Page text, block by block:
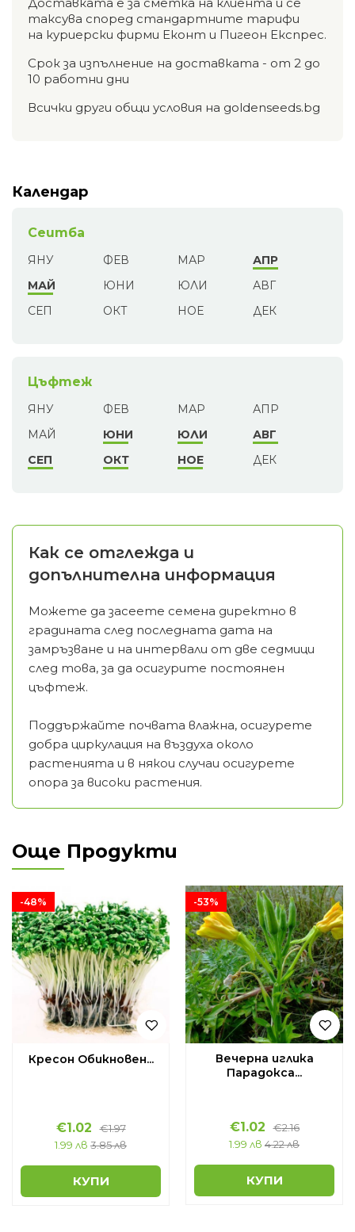
таксува според стандартните тарифи
на куриерски фирми Еконт и Пигеон Експрес.
Срок за изпълнение на доставката - от 2 до
10 работни дни
Всички други общи условия на goldenseeds.bg
Календар
Сеитба
ЯНУ ФЕВ МАР
АПР
МАЙ
ЮНИ ЮЛИ
АВГ
СЕП
ОКТ НОЕ ДЕК
Цъфтеж
ЯНУ ФЕВ МАР
АПР
МАЙ
ЮНИ ЮЛИ
АВГ
СЕП
ОКТ НОЕ ДЕК
Как се отглежда и
допълнителна информация
Можете да засеете семена директно в
градината след последната дата на
замръзване и на интервали от две седмици
след това, за да осигурите постоянен
цъфтеж.
Поддържайте почвата влажна, осигурете
добра циркулация на въздуха около
растенията и в някои случаи осигурете
опора за високи растения.
Още Продукти
-48%
Кресон Обикновен...
€1.02 €1.97
1.99 лв 3.85 лв
КУПИ
-53%
Вечерна иглика
Парадокса...
€1.02 €2.16
1.99 лв 4.22 лв
КУПИ